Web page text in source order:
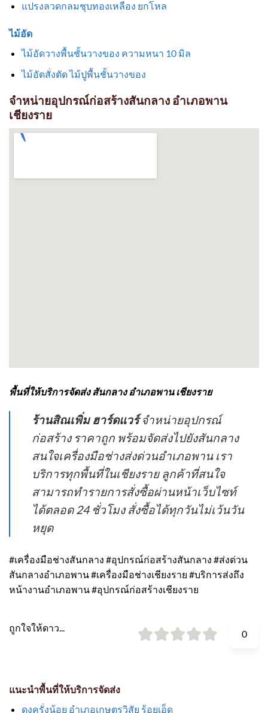
แปรงลวดกลมชุบทองเหลือง ยกโหล
ไม้อัด
ไม้อัดวางพื้นชั้นวางของ ความหนา 10 มิล
ไม้อัดสั่งตัด ไม้ปูพื้นชั้นวางของ
จำหน่ายอุปกรณ์ก่อสร้างสันกลาง อำเภอพาน
เชียงราย
พื้นที่ให้บริการจัดส่ง สันกลาง อำเภอพาน เชียงราย
ร้านสิณเพิ่ม ฮาร์ดแวร์จำหน่ายอุปกรณ์
ก่อสร้าง ราคาถูก พร้อมจัดส่งไปยังสันกลาง
สนใจเครื่องมือช่างส่งด่วนอำเภอพาน เรา
บริการทุกพื้นที่ในเชียงราย ลูกค้าที่สนใจ
สามารถทำรายการสั่งซื้อผ่านหน้าเว็บไซท์
ได้ตลอด 24 ชั่วโมง สั่งซื้อได้ทุกวันไม่เว้นวัน
หยุด
#เครื่องมือช่างสันกลาง #อุปกรณ์ก่อสร้างสันกลาง #ส่งด่วน
สันกลางอำเภอพาน #เครื่องมือช่างเชียงราย #บริการส่งถึง
หน้างานอำเภอพาน #อุปกรณ์ก่อสร้างเชียงราย
ถูกใจให้ดาว...
0
แนะนำพื้นที่ให้บริการจัดส่ง
ดงครั่งน้อย อำเภอเกษตรวิสัย ร้อยเอ็ด